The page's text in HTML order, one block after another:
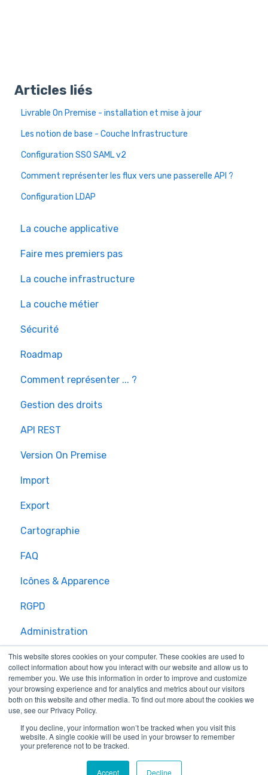
This website stores cookies on your computer. These cookies are used to
collect information about how you interact with our website and allow us to
remember you. We use this information in order to improve and customize
your browsing experience and for analytics and metrics about our visitors
both on this website and other media. To find out more about the cookies we
use, see our Privacy Policy.
If you decline, your information won’t be tracked when you visit this
website. A single cookie will be used in your browser to remember
your preference not to be tracked.
Accept Decline
Articles liés
Livrable On Premise - installation et mise à jour
Les notion de base - Couche Infrastructure
Configuration SSO SAML v2
Comment représenter les flux vers une passerelle API ?
Configuration LDAP
La couche applicative
Faire mes premiers pas
La couche infrastructure
La couche métier
Sécurité
Roadmap
Comment représenter ... ?
Gestion des droits
API REST
Version On Premise
Import
Export
Cartographie
FAQ
Icônes & Apparence
RGPD
Administration
Carto-SI